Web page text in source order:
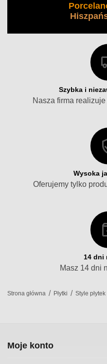
Szybka i
Nasza firma
Wysoka
Oferujemy tylko
14 dni
Masz 14 dni
Strona główna / Płytki / Style płytek
Moje konto